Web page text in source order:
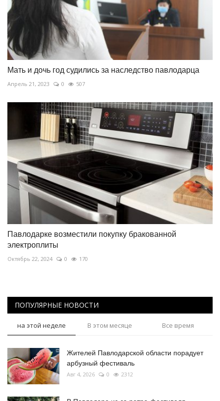
Мать и дочь год судились за наследство павлодарца
Апрель 21, 2023 0 507
Павлодарке возместили покупку бракованной
электроплиты
Октябрь 22, 2024 0 170
ПОПУЛЯРНЫЕ НОВОСТИ
на этой неделе В этом месяце Все время
Жителей Павлодарской области порадует
арбузный фестиваль
Авг 4, 2026 0 2312